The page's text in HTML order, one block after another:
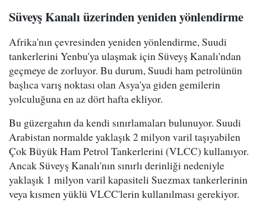
Süveyş Kanalı üzerinden yeniden yönlendirme
Afrika'nın çevresinden yeniden yönlendirme, Suudi
tankerlerini Yenbu'ya ulaşmak için Süveyş Kanalı'ndan
geçmeye de zorluyor. Bu durum, Suudi ham petrolünün
başlıca varış noktası olan Asya'ya giden gemilerin
yolculuğuna en az dört hafta ekliyor.
Bu güzergahın da kendi sınırlamaları bulunuyor. Suudi
Arabistan normalde yaklaşık 2 milyon varil taşıyabilen
Çok Büyük Ham Petrol Tankerlerini (VLCC) kullanıyor.
Ancak Süveyş Kanalı'nın sınırlı derinliği nedeniyle
yaklaşık 1 milyon varil kapasiteli Suezmax tankerlerinin
veya kısmen yüklü VLCC'lerin kullanılması gerekiyor.